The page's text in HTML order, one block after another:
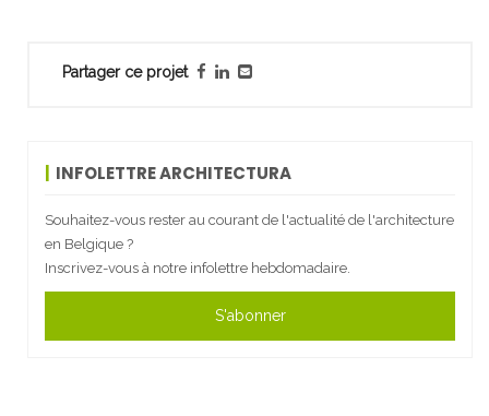
Partager ce projet
INFOLETTRE ARCHITECTURA
Souhaitez-vous rester au courant de l'actualité de l'architecture
en Belgique ?
Inscrivez-vous à notre infolettre hebdomadaire.
S'abonner